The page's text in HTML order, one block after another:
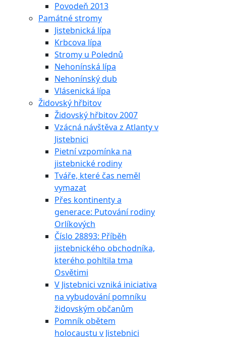
Povodeň 2013
Památné stromy
Jistebnická lípa
Krbcova lípa
Stromy u Polednů
Nehonínská lípa
Nehonínský dub
Vlásenická lípa
Židovský hřbitov
Židovský hřbitov 2007
Vzácná návštěva z Atlanty v
Jistebnici
Pietní vzpomínka na
jistebnické rodiny
Tváře, které čas neměl
vymazat
Přes kontinenty a
generace: Putování rodiny
Orlíkových
Číslo 28893: Příběh
jistebnického obchodníka,
kterého pohltila tma
Osvětimi
V Jistebnici vzniká iniciativa
na vybudování pomníku
židovským občanům
Pomník obětem
holocaustu v Jistebnici